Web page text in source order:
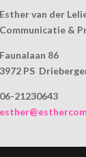
Esther van der
Communicatie &
Faunalaan 86
3972 PS
06-21230643